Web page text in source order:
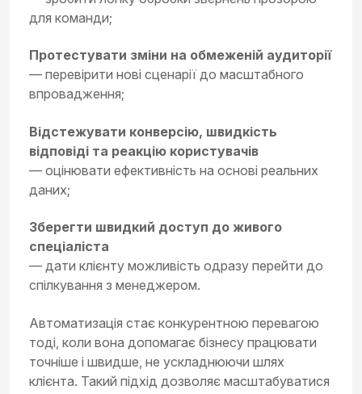
для команди;
Протестувати зміни на обмеженій аудиторії
— перевірити нові сценарії до масштабного
впровадження;
Відстежувати конверсію, швидкість
відповіді та реакцію користувачів
— оцінювати ефективність на основі реальних
даних;
Зберегти швидкий доступ до живого
спеціаліста
— дати клієнту можливість одразу перейти до
спілкування з менеджером.
Автоматизація стає конкурентною перевагою
тоді, коли вона допомагає бізнесу працювати
точніше і швидше, не ускладнюючи шлях
клієнта. Такий підхід дозволяє масштабуватися